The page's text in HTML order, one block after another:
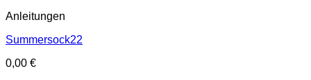
Anleitungen
Summersock22
0,00 €